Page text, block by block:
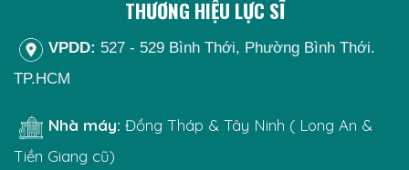
THƯƠNG HIỆU LỰC SĨ
VPDD: 527 - 529 Bình Thới, Phường Bình Thới.
TP.HCM
Nhà máy: Đồng Tháp & Tây Ninh ( Long An &
Tiền Giang cũ)